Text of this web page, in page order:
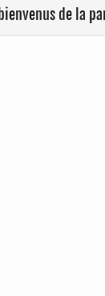
de la